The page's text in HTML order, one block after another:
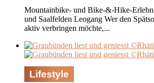
Mountainbike- und Bike-&-Hike-
und Saalfelden Leogang Wer den
aktiv verbringen möchte,...
Lifestyle